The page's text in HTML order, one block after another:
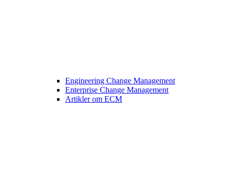
Engineering Change Management
Enterprise Change Management
Artikler om ECM